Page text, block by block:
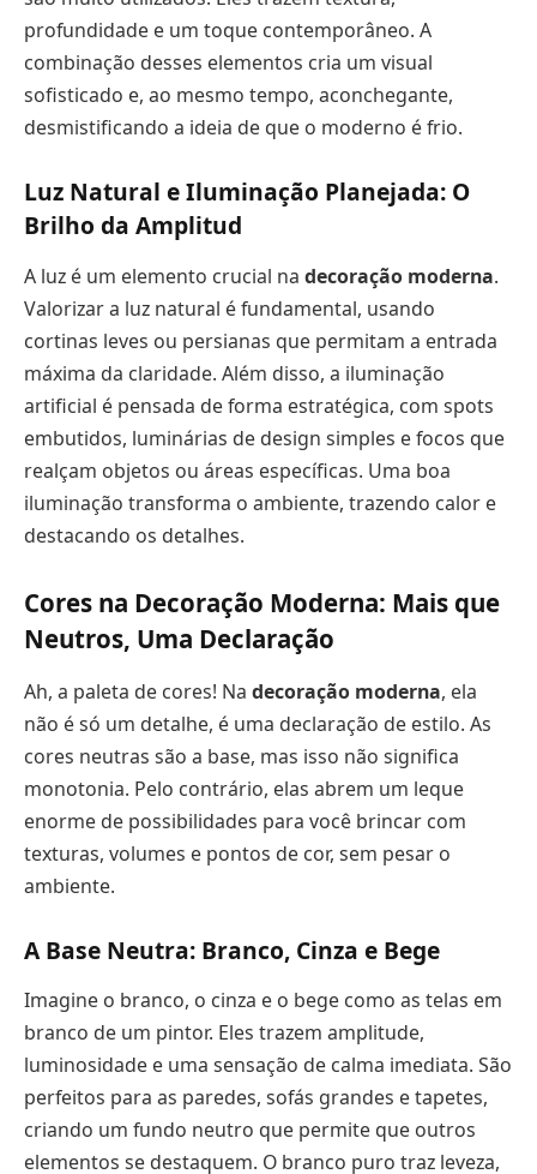
profundidade e um toque contemporâneo. A
combinação desses elementos cria um visual
sofisticado e, ao mesmo tempo, aconchegante,
desmistificando a ideia de que o moderno é frio.
Luz Natural e Iluminação Planejada: O
Brilho da Amplitud
A luz é um elemento crucial na decoração moderna.
Valorizar a luz natural é fundamental, usando
cortinas leves ou persianas que permitam a entrada
máxima da claridade. Além disso, a iluminação
artificial é pensada de forma estratégica, com spots
embutidos, luminárias de design simples e focos que
realçam objetos ou áreas específicas. Uma boa
iluminação transforma o ambiente, trazendo calor e
destacando os detalhes.
Cores na Decoração Moderna: Mais que
Neutros, Uma Declaração
Ah, a paleta de cores! Na decoração moderna, ela
não é só um detalhe, é uma declaração de estilo. As
cores neutras são a base, mas isso não significa
monotonia. Pelo contrário, elas abrem um leque
enorme de possibilidades para você brincar com
texturas, volumes e pontos de cor, sem pesar o
ambiente.
A Base Neutra: Branco, Cinza e Bege
Imagine o branco, o cinza e o bege como as telas em
branco de um pintor. Eles trazem amplitude,
luminosidade e uma sensação de calma imediata. São
perfeitos para as paredes, sofás grandes e tapetes,
criando um fundo neutro que permite que outros
elementos se destaquem. O branco puro traz leveza,